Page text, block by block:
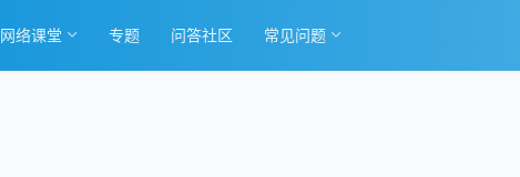
网络课堂 专题 问答社区 常见问题